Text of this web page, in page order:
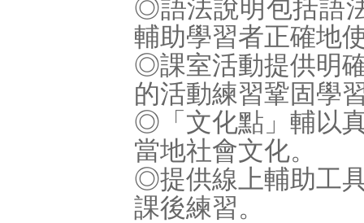
◎語法說明包括語
輔助學習者正確地
◎課室活動提供明
的活動練習鞏固學
◎「文化點」輔以
當地社會文化。
◎提供線上輔助工
課後練習。